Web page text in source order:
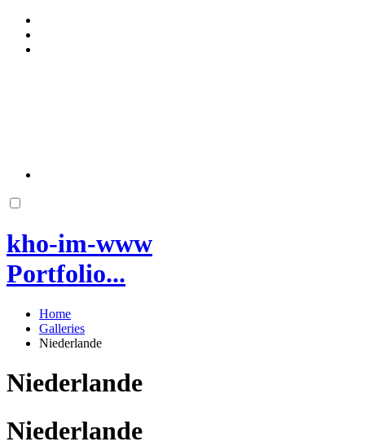
kho-im-www
Portfolio...
Home
Galleries
Niederlande
Niederlande
Niederlande